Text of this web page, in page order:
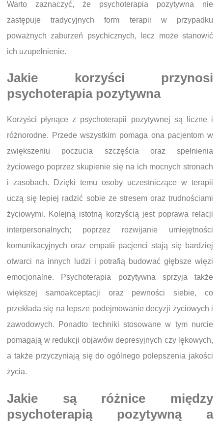
Warto zaznaczyć, że psychoterapia pozytywna nie
zastępuje tradycyjnych form terapii w przypadku
poważnych zaburzeń psychicznych, lecz może stanowić
ich uzupełnienie.
Jakie korzyści przynosi
psychoterapia pozytywna
Korzyści płynące z psychoterapii pozytywnej są liczne i
różnorodne. Przede wszystkim pomaga ona pacjentom w
zwiększeniu poczucia szczęścia oraz spełnienia
życiowego poprzez skupienie się na ich mocnych stronach
i zasobach. Dzięki temu osoby uczestniczące w terapii
uczą się lepiej radzić sobie ze stresem oraz trudnościami
życiowymi. Kolejną istotną korzyścią jest poprawa relacji
interpersonalnych; poprzez rozwijanie umiejętności
komunikacyjnych oraz empatii pacjenci stają się bardziej
otwarci na innych ludzi i potrafią budować głębsze więzi
emocjonalne. Psychoterapia pozytywna sprzyja także
większej samoakceptacji oraz pewności siebie, co
przekłada się na lepsze podejmowanie decyzji życiowych i
zawodowych. Ponadto techniki stosowane w tym nurcie
pomagają w redukcji objawów depresyjnych czy lękowych,
a także przyczyniają się do ogólnego polepszenia jakości
życia.
Jakie są różnice między
psychoterapią pozytywną a